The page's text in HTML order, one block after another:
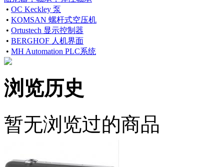
• OC Keckley 泵
• KOMSAN 螺杆式空压机
• Ortustech 显示控制器
• BERGHOF 人机界面
• MH Automation PLC系统
浏览历史
暂无浏览过的商品